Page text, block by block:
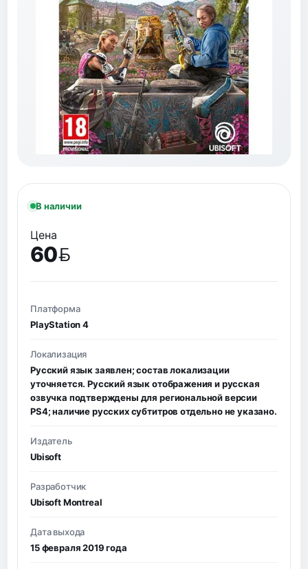
В наличии
Цена
60
BYN
Платформа
PlayStation 4
Локализация
Русский язык заявлен; состав локализации
уточняется. Русский язык отображения и русская
озвучка подтверждены для региональной версии
PS4; наличие русских субтитров отдельно не указано.
Издатель
Ubisoft
Разработчик
Ubisoft Montreal
Дата выхода
15 февраля 2019 года